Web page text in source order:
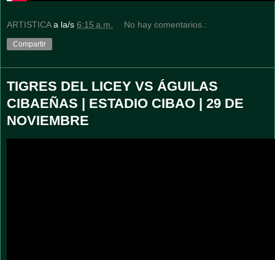
ARTISTICA a la/s 6:15 a.m. No hay comentarios.:
Compartir
TIGRES DEL LICEY VS ÁGUILAS
CIBAEÑAS | ESTADIO CIBAO | 29 DE
NOVIEMBRE